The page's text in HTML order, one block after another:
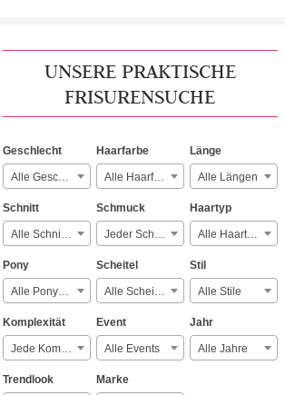
UNSERE PRAKTISCHE
FRISURENSUCHE
Geschlecht
Alle Geschlechter
Haarfarbe
Alle Haarfarben
Länge
Alle Längen
Schnitt
Alle Schnitte
Schmuck
Jeder Schmuck
Haartyp
Alle Haartypen
Pony
Alle Ponyarten
Scheitel
Alle Scheitelarten
Stil
Alle Stile
Komplexität
Jede Komplexität
Event
Alle Events
Jahr
Alle Jahre
Trendlook Marke